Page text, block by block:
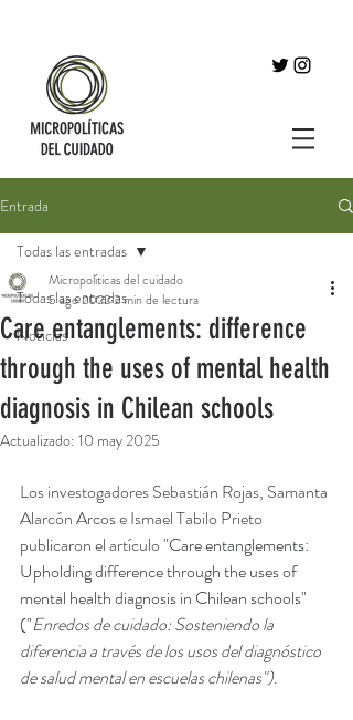
Entrada
Todas las entradas
Noticias
Todas las entradas
Care entanglements: difference
through the uses of mental health
diagnosis in Chilean schools
Micropolíticas del cuidado
5 ago 20222 min de lectura
Actualizado: 10 may 2025
Los investogadores Sebastián Rojas, Samanta
Alarcón Arcos e Ismael Tabilo Prieto
publicaron el artículo "Care entanglements:
Upholding difference through the uses of
mental health diagnosis in Chilean schools"
("Enredos de cuidado: Sosteniendo la
diferencia a través de los usos del diagnóstico
de salud mental en escuelas chilenas").